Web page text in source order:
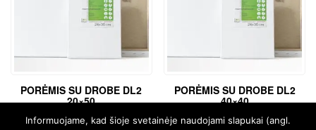
PORĖMIS SU DROBE DL2
20×50
€9,17
PORĖMIS SU DROBE DL2
40×40
€11,65
Informuojame, kad šioje svetainėje naudojami slapukai (angl.